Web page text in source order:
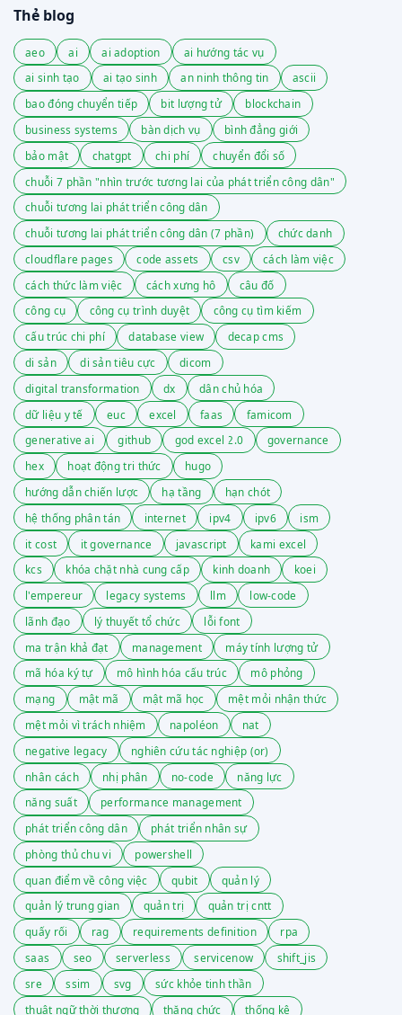
Thẻ blog
aeo ai ai adoption
ai hướng tác vụ
ai sinh tạo
ai tạo sinh an ninh thông tin
ascii
bao đóng chuyển tiếp
bit lượng tử
blockchain
business systems
bàn dịch vụ
bình đẳng giới
bảo mật
chatgpt chi phí
chuyển đổi số
chuỗi 7 phần "nhìn trước tương lai của phát triển công dân"
chuỗi tương lai phát triển công dân
chuỗi tương lai phát triển công dân (7 phần)
chức danh
cloudflare pages
code assets csv
cách làm việc
cách thức làm việc
cách xưng hô
câu đố
công cụ
công cụ trình duyệt
công cụ tìm kiếm
cấu trúc chi phí
database view
decap cms
di sản
di sản tiêu cực
dicom
digital transformation
dx
dân chủ hóa
dữ liệu y tế
euc excel faas
famicom
generative ai
github god excel 2.0
governance
hex
hoạt động tri thức
hugo
hướng dẫn chiến lược
hạ tầng
hạn chót
hệ thống phân tán
internet ipv4 ipv6
ism
it cost
it governance javascript
kami excel
kcs
khóa chặt nhà cung cấp kinh doanh
koei
l'empereur
legacy systems llm
low-code
lãnh đạo
lý thuyết tổ chức
lỗi font
ma trận khả đạt
management
máy tính lượng tử
mã hóa ký tự
mô hình hóa cấu trúc
mô phỏng
mạng
mật mã mật mã học
mệt mỏi nhận thức
mệt mỏi vì trách nhiệm
napoléon
nat
negative legacy
nghiên cứu tác nghiệp (or)
nhân cách
nhị phân no-code
năng lực
năng suất
performance management
phát triển công dân
phát triển nhân sự
phòng thủ chu vi
powershell
quan điểm về công việc
qubit
quản lý
quản lý trung gian
quản trị
quản trị cntt
quấy rối
rag requirements definition
rpa
saas
seo serverless servicenow
shift_jis
sre
ssim svg
sức khỏe tinh thần
thuật ngữ thời thượng
thăng chức
thống kê